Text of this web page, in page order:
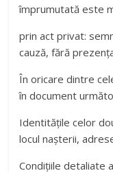
împrumutată este
prin act privat:
cauză, fără
În oricare dintre
în document
Identitățile celor
locul nașterii,
Condițiile detaliate